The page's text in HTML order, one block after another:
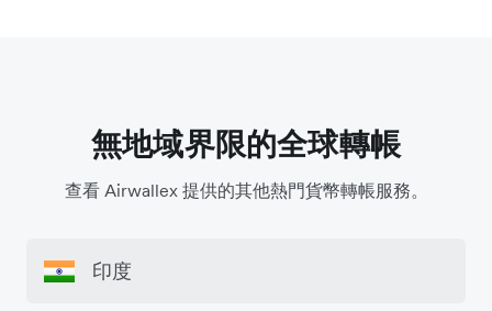
無地域界限的全球轉帳
查看 Airwallex 提供的其他熱門貨幣轉帳服務。
印度